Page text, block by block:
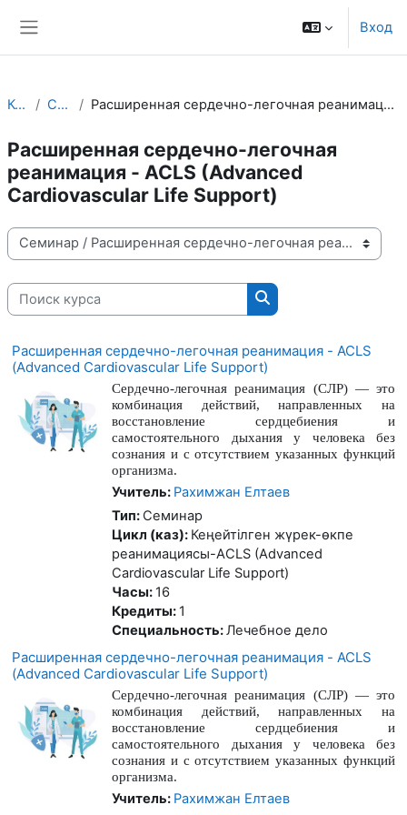
Вход
Курсы Семинар Расширенная сердечно-легочная реанимация - ACLS (Advanced Cardiovascular Life Support)
Расширенная сердечно-легочная
реанимация - ACLS (Advanced
Cardiovascular Life Support)
Категории курсов
Поиск курса
Поиск курса
Расширенная сердечно-легочная реанимация - ACLS
(Advanced Cardiovascular Life Support)
Сердечно-легочная реанимация (СЛР) — это
комбинация действий, направленных на
восстановление сердцебиения и
самостоятельного дыхания у человека без
сознания и с отсутствием указанных функций
организма.
Учитель: Рахимжан Елтаев
Тип: Семинар
Цикл (каз): Кеңейтілген жүрек-өкпе
реанимациясы-ACLS (Advanced
Cardiovascular Life Support)
Часы: 16
Кредиты: 1
Специальность:Лечебное дело
Расширенная сердечно-легочная реанимация - ACLS
(Advanced Cardiovascular Life Support)
Сердечно-легочная реанимация (СЛР) — это
комбинация действий, направленных на
восстановление сердцебиения и
самостоятельного дыхания у человека без
сознания и с отсутствием указанных функций
организма.
Учитель: Рахимжан Елтаев